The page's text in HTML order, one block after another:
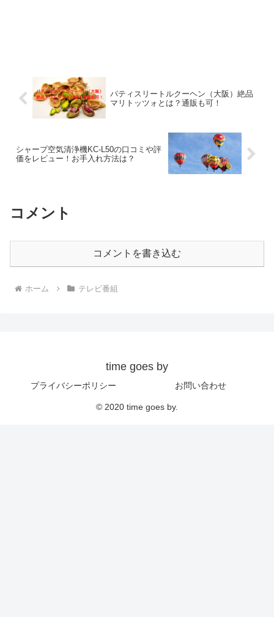
パティスリートルクーヘン（大阪）絶品
マリトッツォとは？通販も可！
シャープ空気清浄機KC-L50の口コミや評
価をレビュー！お手入れ方法は？
コメント
コメントを書き込む
ホーム テレビ番組
time goes by
プライバシーポリシー お問い合わせ
© 2020 time goes by.